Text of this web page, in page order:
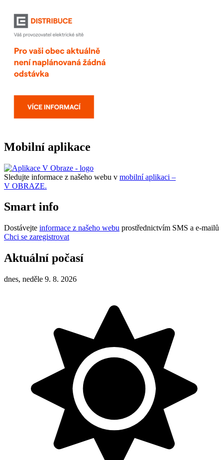
Mobilní aplikace
Sledujte informace z našeho webu v mobilní aplikaci –
V OBRAZE.
Smart info
Dostávejte informace z našeho webu prostřednictvím SMS a e-mailů
Chci se zaregistrovat
Aktuální počasí
dnes, neděle 9. 8. 2026